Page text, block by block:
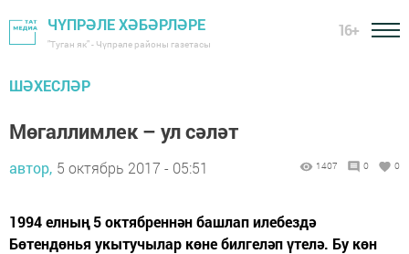
ЧҮПРӘЛЕ ХӘБӘРЛӘРЕ
"Туган як" - Чүпрәле районы газетасы
16+
ШӘХЕСЛӘР
Мөгаллимлек – ул сәләт
автор, 5 октябрь 2017 - 05:51 1407 0 0
1994 елның 5 октябреннән башлап илебездә
Бөтендөнья укытучылар көне билгеләп үтелә. Бу көн